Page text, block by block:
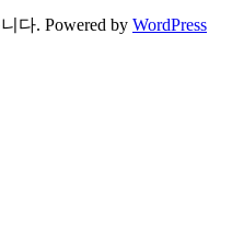
다. Powered by WordPress